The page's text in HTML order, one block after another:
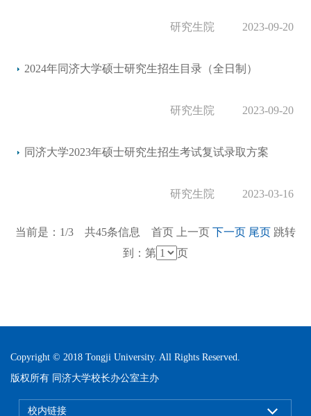
2023-09-20
研究生院
2024年同济大学硕士研究生招生目录（全日制）
2023-09-20
研究生院
同济大学2023年硕士研究生招生考试复试录取方案
2023-03-16
研究生院
当前是：1/3 共45条信息 首页 上一页 下一页 尾页 跳转
到：第
页
Copyright © 2018 Tongji University. All Rights Reserved.
版权所有 同济大学校长办公室主办